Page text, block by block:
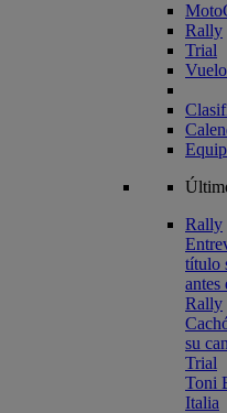
Rally
Trial
Rally
título
antes
Rally
su
Trial
Toni
Italia